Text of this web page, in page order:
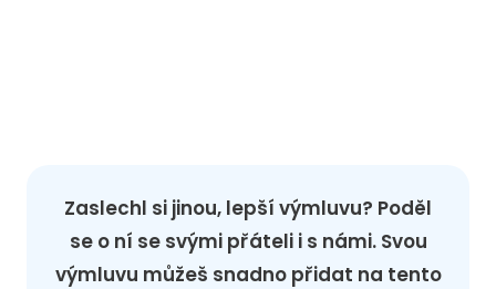
Zaslechl si jinou, lepší výmluvu? Poděl
se o ní se svými přáteli i s námi. Svou
výmluvu můžeš snadno přidat na tento